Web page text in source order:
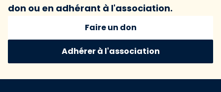
don ou en adhérant à l'association.
Faire un don
Adhérer à l'association